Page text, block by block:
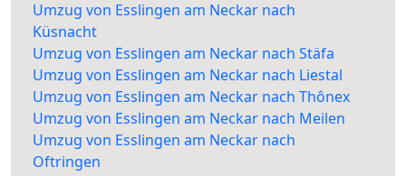
Umzug von Esslingen am Neckar nach
Küsnacht
Umzug von Esslingen am Neckar nach Stäfa
Umzug von Esslingen am Neckar nach Liestal
Umzug von Esslingen am Neckar nach Thônex
Umzug von Esslingen am Neckar nach Meilen
Umzug von Esslingen am Neckar nach
Oftringen